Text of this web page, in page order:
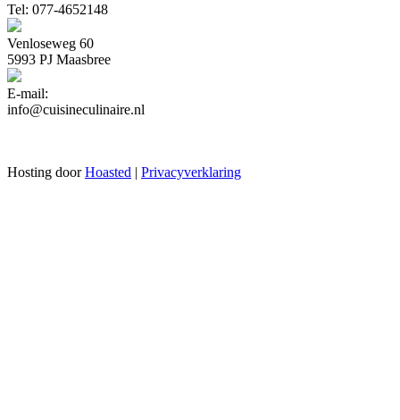
Tel: 077-4652148
Venloseweg 60
5993 PJ Maasbree
E-mail:
info@cuisineculinaire.nl
Hosting doorHoasted | Privacyverklaring